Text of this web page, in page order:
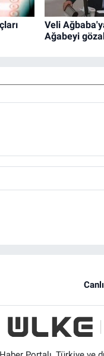
Veli
Ağabeyi